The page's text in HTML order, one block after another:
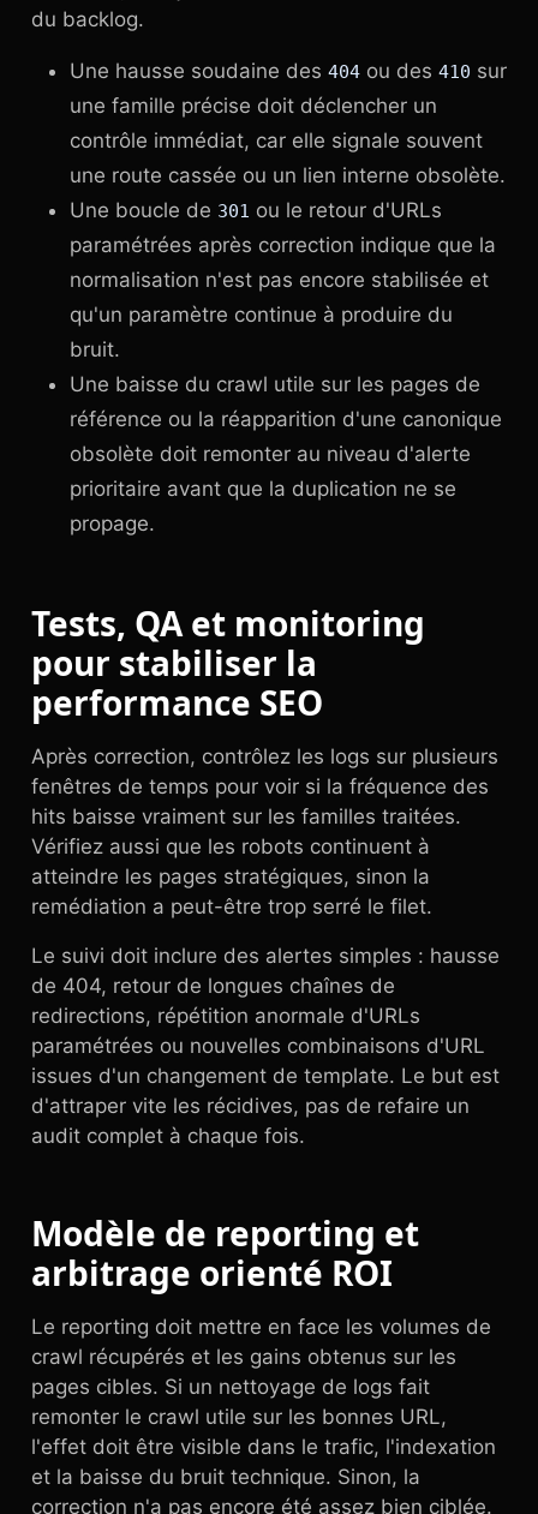
du backlog.
Une hausse soudaine des 404 ou des 410 sur
une famille précise doit déclencher un
contrôle immédiat, car elle signale souvent
une route cassée ou un lien interne obsolète.
Une boucle de 301 ou le retour d'URLs
paramétrées après correction indique que la
normalisation n'est pas encore stabilisée et
qu'un paramètre continue à produire du
bruit.
Une baisse du crawl utile sur les pages de
référence ou la réapparition d'une canonique
obsolète doit remonter au niveau d'alerte
prioritaire avant que la duplication ne se
propage.
Tests, QA et monitoring
pour stabiliser la
performance SEO
Après correction, contrôlez les logs sur plusieurs
fenêtres de temps pour voir si la fréquence des
hits baisse vraiment sur les familles traitées.
Vérifiez aussi que les robots continuent à
atteindre les pages stratégiques, sinon la
remédiation a peut-être trop serré le filet.
Le suivi doit inclure des alertes simples : hausse
de 404, retour de longues chaînes de
redirections, répétition anormale d'URLs
paramétrées ou nouvelles combinaisons d'URL
issues d'un changement de template. Le but est
d'attraper vite les récidives, pas de refaire un
audit complet à chaque fois.
Modèle de reporting et
arbitrage orienté ROI
Le reporting doit mettre en face les volumes de
crawl récupérés et les gains obtenus sur les
pages cibles. Si un nettoyage de logs fait
remonter le crawl utile sur les bonnes URL,
l'effet doit être visible dans le trafic, l'indexation
et la baisse du bruit technique. Sinon, la
correction n'a pas encore été assez bien ciblée.